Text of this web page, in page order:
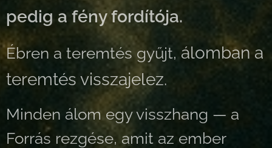
pedig a fény fordítója.
Ébren a teremtés gyűjt, álomban a
teremtés visszajelez.
Minden álom egy visszhang — a
Forrás rezgése, amit az ember